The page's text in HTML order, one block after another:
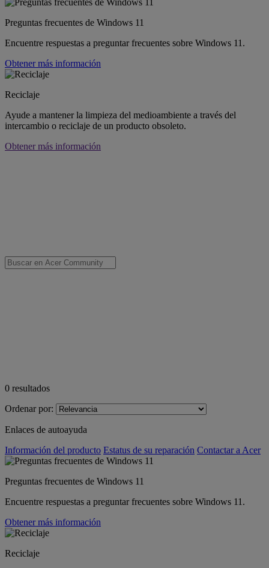
Preguntas frecuentes de Windows 11
Encuentre respuestas a preguntar frecuentes sobre Windows 11.
Obtener más información
Reciclaje
Ayude a mantener la limpieza del medioambiente a través del
intercambio o reciclaje de un producto obsoleto.
Obtener más información
0 resultados
Ordenar por:
Enlaces de autoayuda
Información del producto Estatus de su reparación Contactar a Acer
Preguntas frecuentes de Windows 11
Encuentre respuestas a preguntar frecuentes sobre Windows 11.
Obtener más información
Reciclaje